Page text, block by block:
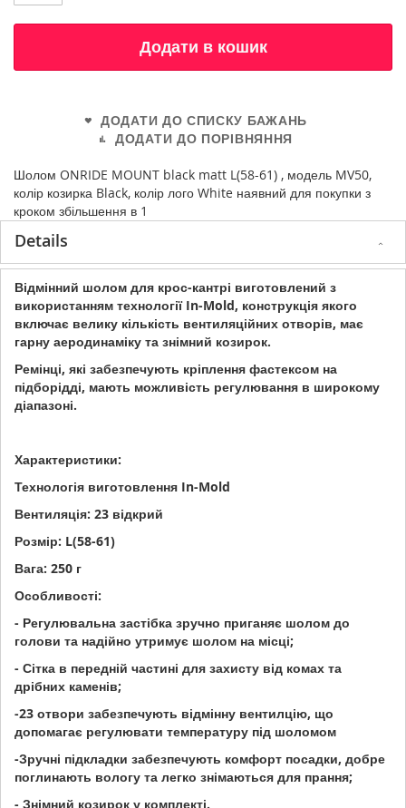
Додати в кошик
ДОДАТИ ДО СПИСКУ БАЖАНЬ
ДОДАТИ ДО ПОРІВНЯННЯ
Шолом ONRIDE MOUNT black matt L(58-61) , модель MV50,
колір козирка Black, колір лого White наявний для покупки з
кроком збільшення в 1
Details
Відмінний шолом для крос-кантрі виготовлений з
використанням технології In-Mold, конструкція якого
включає велику кількість вентиляційних отворів, має
гарну аеродинаміку та знімний козирок.
Ремінці, які забезпечують кріплення фастексом на
підборідді, мають можливість регулювання в широкому
діапазоні.
Характеристики:
Технологія виготовлення In-Mold
Вентиляція: 23 відкрий
Розмір: L(58-61)
Вага: 250 г
Особливості:
- Регулювальна застібка зручно приганяє шолом до
голови та надійно утримує шолом на місці;
- Сітка в передній частині для захисту від комах та
дрібних каменів;
-23 отвори забезпечують відмінну вентилцію, що
допомагає регулювати температуру під шоломом
-Зручні підкладки забезпечують комфорт посадки, добре
поглинають вологу та легко знімаються для прання;
- Знімний козирок у комплекті.